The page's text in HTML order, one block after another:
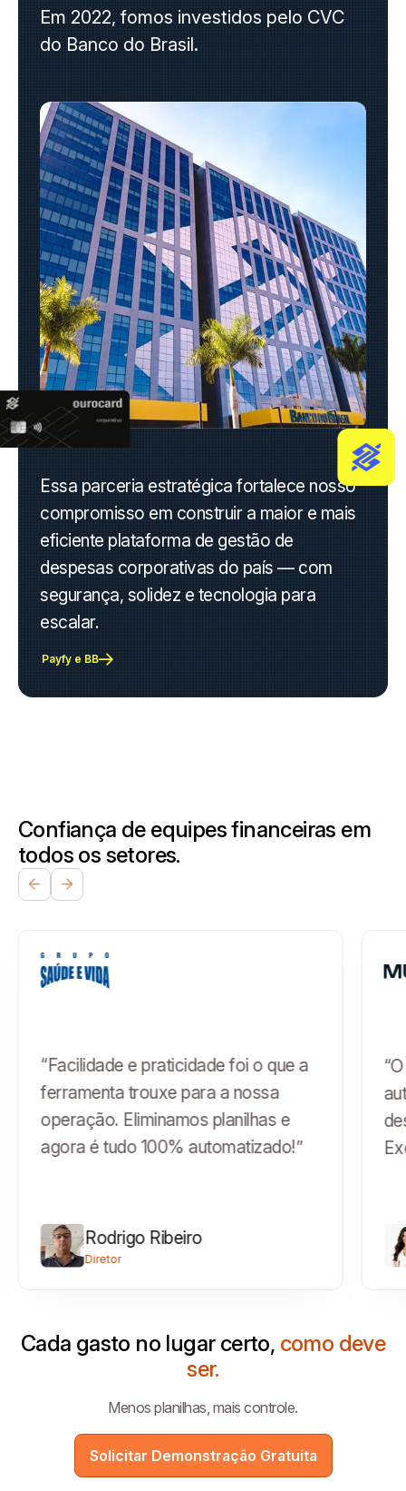
Em 2022, fomos investidos pelo CVC
do Banco do Brasil.
Essa parceria estratégica fortalece nosso
compromisso em construir a maior e mais
eficiente plataforma de gestão de
despesas corporativas do país — com
segurança, solidez e tecnologia para
escalar.
Payfy e BB
Confiança de equipes financeiras em
todos os setores.
“Facilidade e praticidade foi o que a
ferramenta trouxe para a nossa
operação. Eliminamos planilhas e
agora é tudo 100% automatizado!”
Rodrigo Ribeiro
Diretor
Cada gasto no lugar certo, como deve
ser.
Menos planilhas, mais controle.
Solicitar Demonstração Gratuita